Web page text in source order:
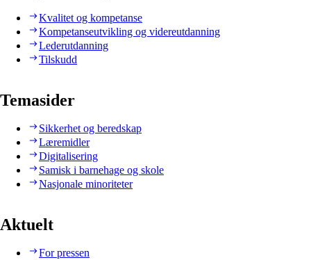
Kvalitet og kompetanse
Kompetanseutvikling og videreutdanning
Lederutdanning
Tilskudd
Temasider
Sikkerhet og beredskap
Læremidler
Digitalisering
Samisk i barnehage og skole
Nasjonale minoriteter
Aktuelt
For pressen